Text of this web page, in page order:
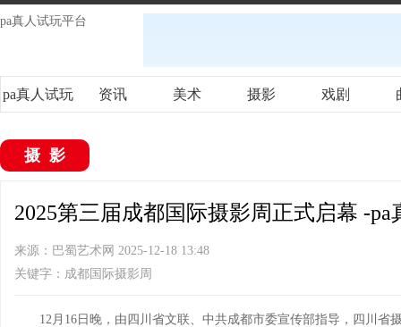
pa真人试玩平台
pa真人试玩 资讯 美术 摄影 戏剧
摄影
2025第三届成都国际摄影周正式启幕 -pa
来源：巴蜀艺术网 2025-12-18 13:48
关键字：成都国际摄影周
12月16日晚，由四川省文联、中共成都市委宣传部指导，四川